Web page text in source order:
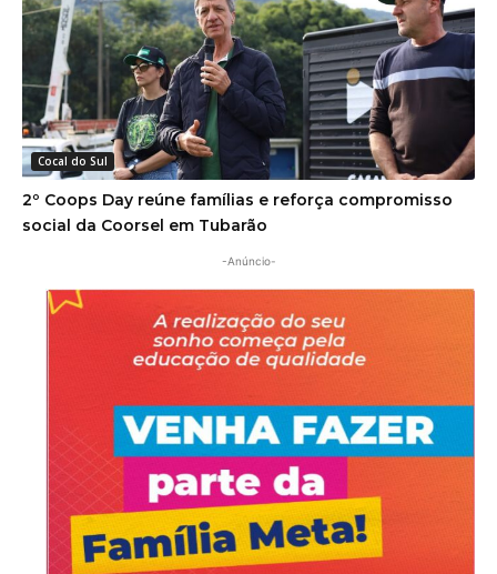
Cocal do Sul
2º Coops Day reúne famílias e reforça compromisso
social da Coorsel em Tubarão
-Anúncio-